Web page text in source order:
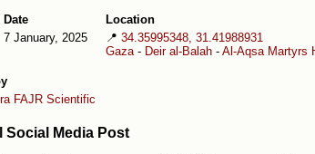
Date
7 January, 2025
Location
📍 34.35995348, 31.41988931
Gaza - Deir al-Balah - Al-Aqsa Martyrs
FAJR Scientific
Social Media Post